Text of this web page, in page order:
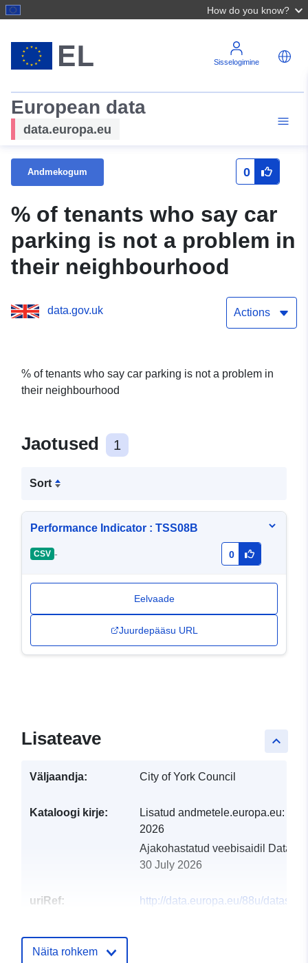
How do you know?
Sisselogimine
European data
data.europa.eu
Andmekogum 0
% of tenants who say car
parking is not a problem in
their neighbourhood
data.gov.uk Actions
% of tenants who say car parking is not a problem in
their neighbourhood
Jaotused 1
Sort
Performance Indicator : TSS08B
CSV - 0
Eelvaade
Juurdepääsu URL
keyboard_arrow_up
Lisateave
Väljaandja: City of York Council
Kataloogi kirje: Lisatud andmetele.europa.eu:
2026
Ajakohastatud veebisaidil
30 July 2026
uriRef:
http://data.europa.eu/88u/dataset/
Näita rohkem